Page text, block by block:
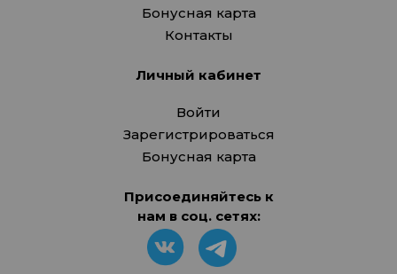
Бонусная карта
Контакты
Личный кабинет
Войти
Зарегистрироваться
Бонусная карта
Присоединяйтесь к
нам в соц. сетях: